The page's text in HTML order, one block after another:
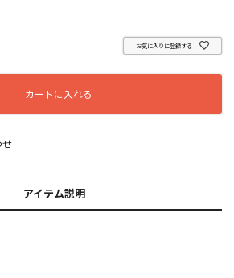
お気に入りに登録する
カートに入れる
せ
アイテム説明